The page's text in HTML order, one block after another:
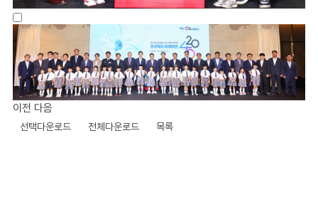
이전 다음
선택다운로드 전체다운로드 목록